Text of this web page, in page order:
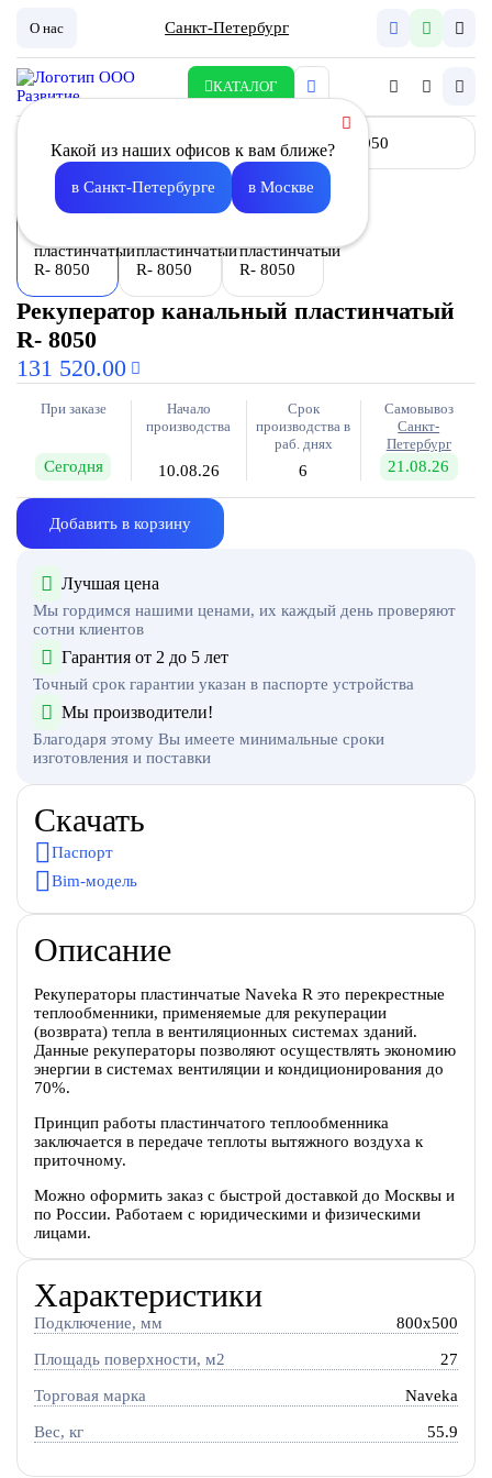
О нас Санкт-Петербург
КАТАЛОГ
Какой из наших офисов к вам ближе?
в Санкт-Петербурге в Москве
Рекуператор канальный пластинчатый
R- 8050
131 520.00
При заказе
Сегодня
Начало
производства
10.08.26
Срок
производства в
раб. днях
6
Самовывоз
Санкт-
Петербург
21.08.26
Добавить в корзину
Лучшая цена
Мы гордимся нашими ценами, их каждый день проверяют
сотни клиентов
Гарантия от 2 до 5 лет
Точный срок гарантии указан в паспорте устройства
Мы производители!
Благодаря этому Вы имеете минимальные сроки
изготовления и поставки
Скачать
Паспорт
Bim-модель
Описание
Рекуператоры пластинчатые Naveka R это перекрестные
теплообменники, применяемые для рекуперации
(возврата) тепла в вентиляционных системах зданий.
Данные рекуператоры позволяют осуществлять экономию
энергии в системах вентиляции и кондиционирования до
70%.
Принцип работы пластинчатого теплообменника
заключается в передаче теплоты вытяжного воздуха к
приточному.
Можно оформить заказ с быстрой доставкой до Москвы и
по России. Работаем с юридическими и физическими
лицами.
Характеристики
Подключение, мм 800x500
Площадь поверхности, м2 27
Торговая марка Naveka
Вес, кг 55.9